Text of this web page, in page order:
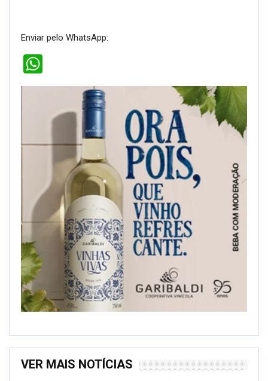
Enviar pelo WhatsApp:
VER MAIS NOTÍCIAS